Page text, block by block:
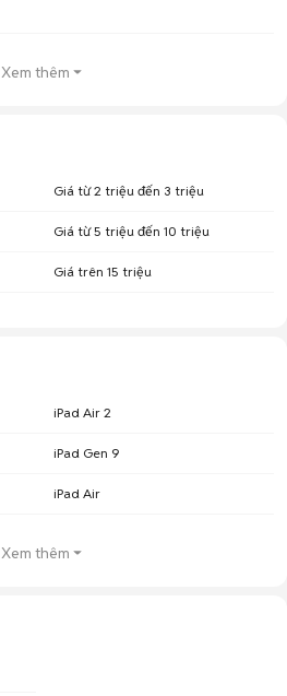
Xem thêm
Giá từ 2 triệu đến 3 triệu
Giá từ 5 triệu đến 10 triệu
Giá trên 15 triệu
iPad Air 2
iPad Gen 9
iPad Air
Xem thêm